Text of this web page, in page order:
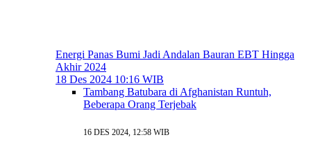
Energi Panas Bumi Jadi Andalan Bauran EBT Hingga
Akhir 2024
18 Des 2024 10:16 WIB
Tambang Batubara di Afghanistan Runtuh,
Beberapa Orang Terjebak
16 DES 2024, 12:58 WIB